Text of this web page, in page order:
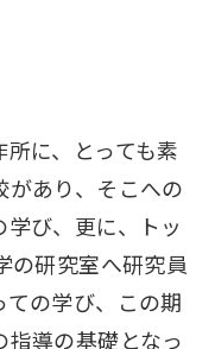
に、とっても素
あり、そこへの
び、更に、トッ
の研究室へ研究員
の学び、この期
導の基礎となっ